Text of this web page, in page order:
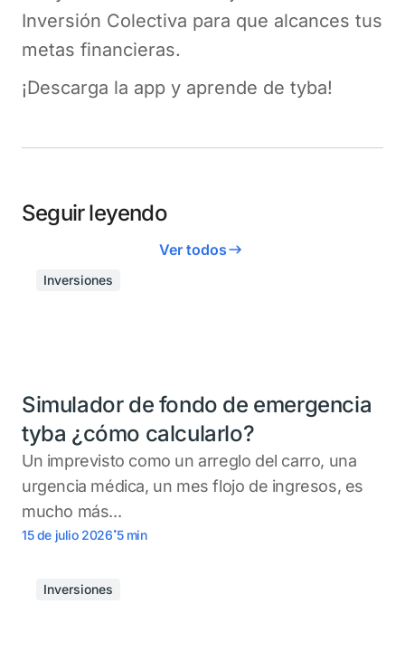
Inversión Colectiva para que alcances tus
metas financieras.
¡Descarga la app y aprende de tyba!
Seguir leyendo
Ver todos
Inversiones
Simulador de fondo de emergencia
tyba ¿cómo calcularlo?
Un imprevisto como un arreglo del carro, una
urgencia médica, un mes flojo de ingresos, es
mucho más...
15 de julio 2026.5 min
Inversiones